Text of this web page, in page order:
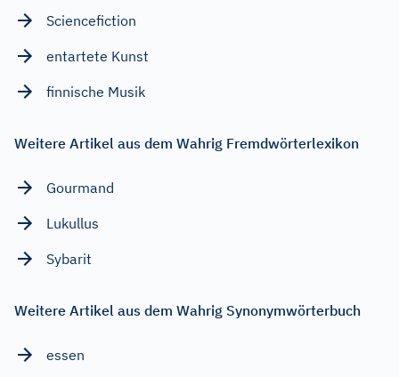
Sciencefiction
entartete Kunst
finnische Musik
Weitere Artikel aus dem Wahrig Fremdwörterlexikon
Gourmand
Lukullus
Sybarit
Weitere Artikel aus dem Wahrig Synonymwörterbuch
essen